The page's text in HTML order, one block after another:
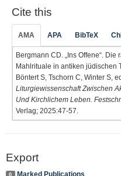
Cite this
AMA APA BibTeX
Bergmann CD. „Ins Offene“.
Mahlrituale in antiken jüdischen
Böntert S, Tschorn C, Winter S,
Liturgiewissenschaft Zwischen
Und Kirchlichem Leben.
Verlag; 2025:47-57.
Export
0
Marked Publications